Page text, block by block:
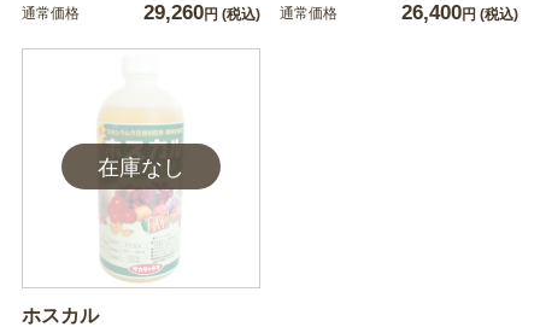
通常価格 29,260円 (税込) 通常価格 26,400円 (税込)
ホスカル